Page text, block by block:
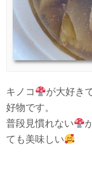
キノコ
が大好き
好物です。
普段見慣れない
ても美味しい